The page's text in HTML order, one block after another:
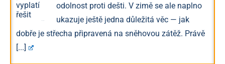
odolnost proti dešti. V zimě se ale naplno
ukazuje ještě jedna důležitá věc — jak
dobře je střecha připravená na sněhovou zátěž. Právě
[...]